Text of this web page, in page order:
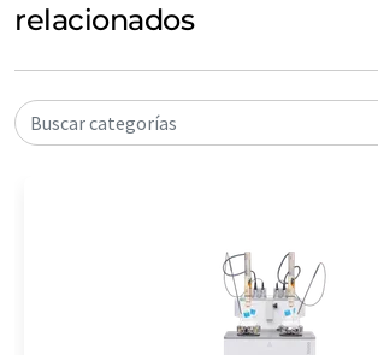
relacionados
Buscar categorías